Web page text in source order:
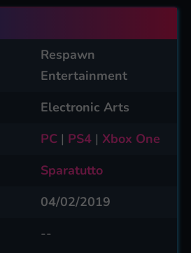
Respawn
Entertainment
Electronic Arts
PC| PS4| Xbox One
Sparatutto
04/02/2019
--